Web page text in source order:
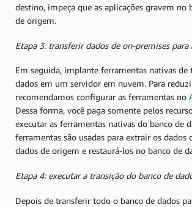
destino, impeça que as aplicações gravem no
de origem.
Etapa 3: transferir dados de on-premises para
Em seguida, implante ferramentas nativas de
dados em um servidor em nuvem. Para
recomendamos configurar as ferramentas no
Dessa forma, você paga somente pelos
executar as ferramentas nativas do banco de
ferramentas são usadas para extrair os dados
dados de origem e restaurá-los no banco de
Etapa 4: executar a transição do banco de
Depois de transferir todo o banco de dados